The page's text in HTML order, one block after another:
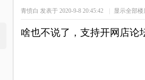
青愤白 发表于 2020-9-8 20:45:42 | 显示全部楼
啥也不说了，支持开网店论